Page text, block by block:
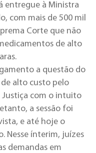
entregue à Ministra
com mais de 500 mil
Corte que não
de alto
a questão do
alto custo pelo
Justiça com o intuito
a sessão foi
e até hoje o
Nesse ínterim, juízes
demandas em